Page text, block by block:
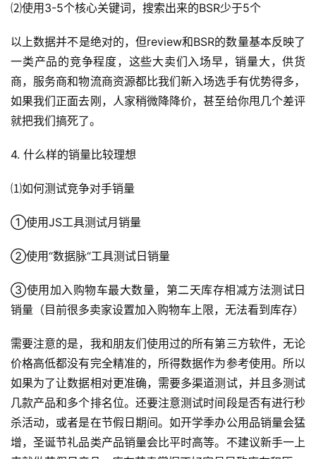
首
页
⑵使用3-5个核心关键词，搜索出来的BSR少于5个
以上数据并不是绝对的，但review和BSR的数量基本反映了
一类产品的竞争程度，这些大卖们入场早，销量大，供货
商，服务商和物流商资源都比我们新入场选手有优势得多，
如果我们正面去刚，人家稍微降降价，甚至给你甩几个差评
就把我们搞死了。
4. 什么样的销量比较理想
⑴如何测试竞争对手销量
①使用JS工具测试月销量
②使用“数据脉“工具测试日销量
③使用加入购物车最大数量，第二天库存相减方法测试日
销量（目前很多卖家设置加入购物车上限，无法看到库存）
需要注意的是，我和朋友们使用过的所有第三方软件，无论
价格高低都没有完全精准的，所得数据作为参考使用。所以
如果为了让数据相对更准确，需要多渠道测试，并且多测试
几款产品和多个排名位。还要注意测试时间段是否有进行秒
杀活动，或者是在节假日期间。如开学季办公用品销量会猛
增，圣诞节礼品类产品销量会比平时高等。不建议新手一上